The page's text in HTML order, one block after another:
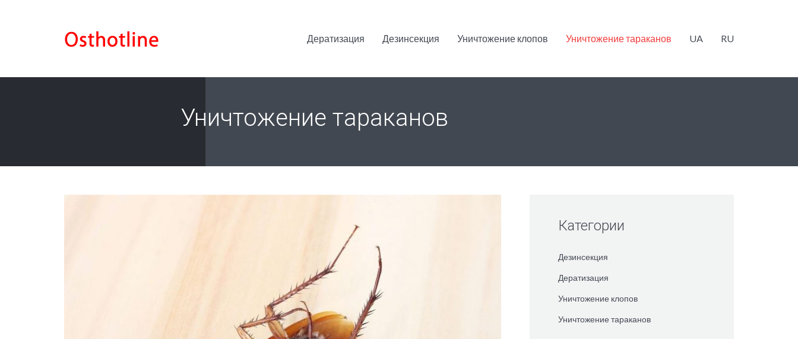
Дератизация Дезинсекция Уничтожение клопов Уничтожение тараканов UA RU
Уничтожение тараканов
Категории
Дезинсекция
Дератизация
Уничтожение клопов
Уничтожение тараканов